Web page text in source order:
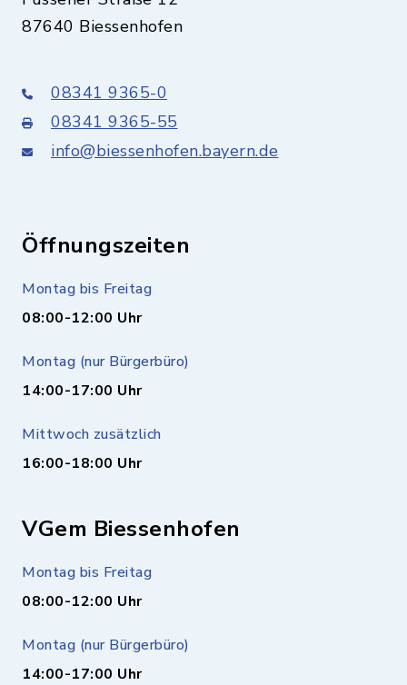
87640 Biessenhofen
08341 9365-0
08341 9365-55
info@biessenhofen.bayern.de
Öffnungszeiten
Montag bis Freitag
08:00-12:00 Uhr
Montag (nur Bürgerbüro)
14:00-17:00 Uhr
Mittwoch zusätzlich
16:00-18:00 Uhr
VGem Biessenhofen
Montag bis Freitag
08:00-12:00 Uhr
Montag (nur Bürgerbüro)
14:00-17:00 Uhr